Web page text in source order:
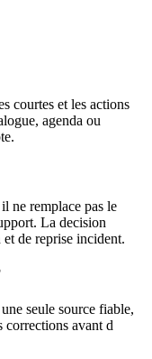
courtes et les actions
agenda ou
ne remplace pas le
La decision
de reprise incident.
seule source fiable,
corrections avant d